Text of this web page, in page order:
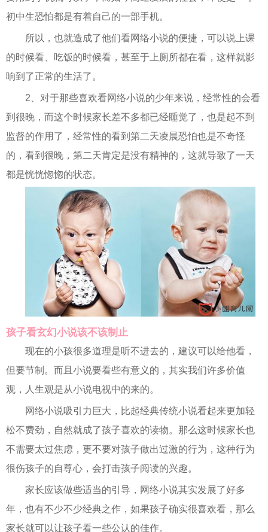
初中生恐怕都是有着自己的一部手机。
所以，也就造成了他们看网络小说的便捷，可以说上课
的时候看、吃饭的时候看，甚至于上厕所都在看，这样就影
响到了正常的生活了。
2、对于那些喜欢看网络小说的少年来说，经常性的会看
到很晚，而这个时候家长差不多都已经睡觉了，也是起不到
监督的作用了，经常性的看到第二天凌晨恐怕也是不奇怪
的，看到很晚，第二天肯定是没有精神的，这就导致了一天
都是恍恍惚惚的状态。
孩子看玄幻小说该不该制止
现在的小孩很多道理是听不进去的，建议可以给他看，
但要节制。而且小说要看些有意义的，其实我们许多价值
观，人生观是从小说电视中的来的。
网络小说吸引力巨大，比起经典传统小说看起来更加轻
松不费劲，自然就成了孩子喜欢的读物。那么这时候家长也
不需要太过焦虑，更不要对孩子做出过激的行为，这种行为
很伤孩子的自尊心，会打击孩子阅读的兴趣。
家长应该做些适当的引导，网络小说其实发展了好多
年，也有不少不少经典之作，如果孩子确实很喜欢看，那么
家长就可以让孩子看一些公认的佳作。